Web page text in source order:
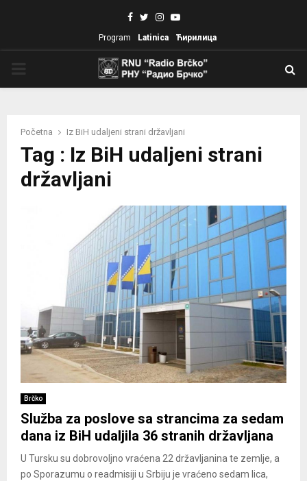
Facebook
TwitterInstagram
Youtube
Program Latinica Ћирилица
Početna Iz BiH udaljeni strani državljani
Tag : Iz BiH udaljeni strani
državljani
Brčko
Služba za poslove sa strancima za sedam
dana iz BiH udaljila 36 stranih državljana
U Tursku su dobrovoljno vraćena 22 državljanina te zemlje, a
po Sporazumu o readmisiji u Srbiju je vraćeno sedam lica,